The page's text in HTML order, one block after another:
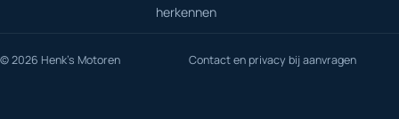
herkennen
© 2026 Henk's Motoren Contact en privacy bij aanvragen